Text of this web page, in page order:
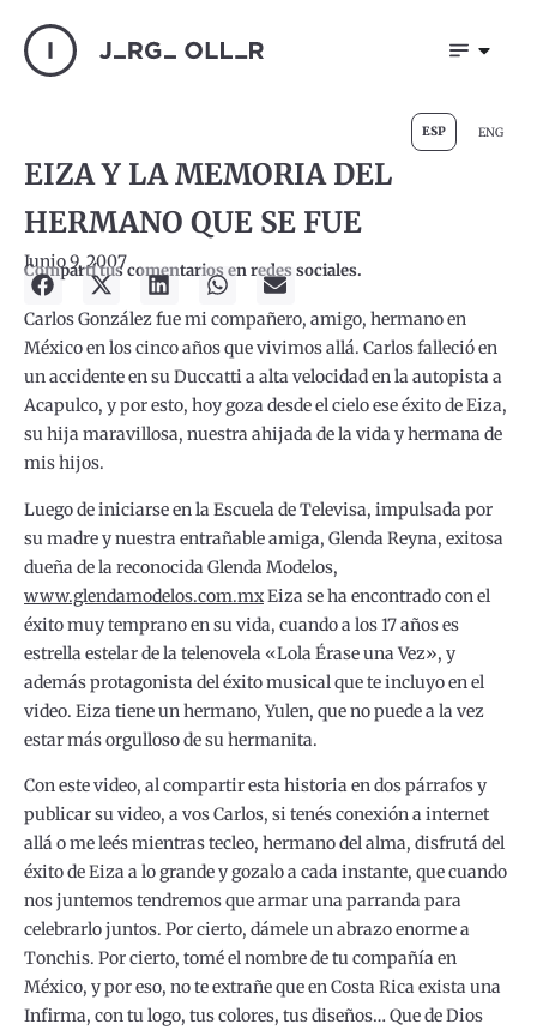
ESP ENG
EIZA Y LA MEMORIA DEL
HERMANO QUE SE FUE
Junio 9, 2007
Compartí tus comentarios en redes sociales.
Carlos González fue mi compañero, amigo, hermano en
México en los cinco años que vivimos allá. Carlos falleció en
un accidente en su Duccatti a alta velocidad en la autopista a
Acapulco, y por esto, hoy goza desde el cielo ese éxito de Eiza,
su hija maravillosa, nuestra ahijada de la vida y hermana de
mis hijos.
Luego de iniciarse en la Escuela de Televisa, impulsada por
su madre y nuestra entrañable amiga, Glenda Reyna, exitosa
dueña de la reconocida Glenda Modelos,
www.glendamodelos.com.mxEiza se ha encontrado con el
éxito muy temprano en su vida, cuando a los 17 años es
estrella estelar de la telenovela «Lola Érase una Vez», y
además protagonista del éxito musical que te incluyo en el
video. Eiza tiene un hermano, Yulen, que no puede a la vez
estar más orgulloso de su hermanita.
Con este video, al compartir esta historia en dos párrafos y
publicar su video, a vos Carlos, si tenés conexión a internet
allá o me leés mientras tecleo, hermano del alma, disfrutá del
éxito de Eiza a lo grande y gozalo a cada instante, que cuando
nos juntemos tendremos que armar una parranda para
celebrarlo juntos. Por cierto, dámele un abrazo enorme a
Tonchis. Por cierto, tomé el nombre de tu compañía en
México, y por eso, no te extrañe que en Costa Rica exista una
Infirma, con tu logo, tus colores, tus diseños… Que de Dios